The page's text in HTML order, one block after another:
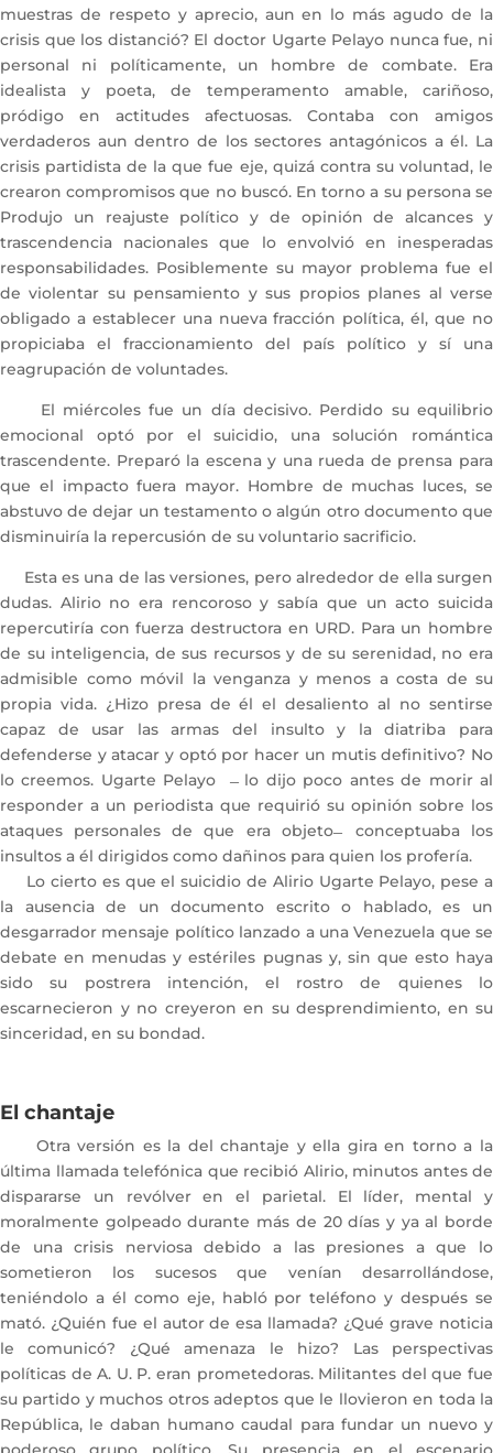
muestras de respeto y aprecio, aun en lo más agudo de la
crisis que los distanció? El doctor Ugarte Pelayo nunca fue, ni
personal ni políticamente, un hombre de combate. Era
idealista y poeta, de temperamento amable, cariñoso,
pródigo en actitudes afectuosas. Contaba con amigos
verdaderos aun dentro de los sectores antagónicos a él. La
crisis partidista de la que fue eje, quizá contra su voluntad, le
crearon compromisos que no buscó. En torno a su persona se
Produjo un reajuste político y de opinión de alcances y
trascendencia nacionales que lo envolvió en inesperadas
responsabilidades. Posiblemente su mayor problema fue el
de violentar su pensamiento y sus propios planes al verse
obligado a establecer una nueva fracción política, él, que no
propiciaba el fraccionamiento del país político y sí una
reagrupación de voluntades.
El miércoles fue un día decisivo. Perdido su equilibrio
emocional optó por el suicidio, una solución romántica
trascendente. Preparó la escena y una rueda de prensa para
que el impacto fuera mayor. Hombre de muchas luces, se
abstuvo de dejar un testamento o algún otro documento que
disminuiría la repercusión de su voluntario sacrificio.
Esta es una de las versiones, pero alrededor de ella surgen
dudas. Alirio no era rencoroso y sabía que un acto suicida
repercutiría con fuerza destructora en URD. Para un hombre
de su inteligencia, de sus recursos y de su serenidad, no era
admisible como móvil la venganza y menos a costa de su
propia vida. ¿Hizo presa de él el desaliento al no sentirse
capaz de usar las armas del insulto y la diatriba para
defenderse y atacar y optó por hacer un mutis definitivo? No
lo creemos. Ugarte Pelayo ̶ lo dijo poco antes de morir al
responder a un periodista que requirió su opinión sobre los
ataques personales de que era objeto ̶ conceptuaba los
insultos a él dirigidos como dañinos para quien los profería.
Lo cierto es que el suicidio de Alirio Ugarte Pelayo, pese a
la ausencia de un documento escrito o hablado, es un
desgarrador mensaje político lanzado a una Venezuela que se
debate en menudas y estériles pugnas y, sin que esto haya
sido su postrera intención, el rostro de quienes lo
escarnecieron y no creyeron en su desprendimiento, en su
sinceridad, en su bondad.
El chantaje
Otra versión es la del chantaje y ella gira en torno a la
última llamada telefónica que recibió Alirio, minutos antes de
dispararse un revólver en el parietal. El líder, mental y
moralmente golpeado durante más de 20 días y ya al borde
de una crisis nerviosa debido a las presiones a que lo
sometieron los sucesos que venían desarrollándose,
teniéndolo a él como eje, habló por teléfono y después se
mató. ¿Quién fue el autor de esa llamada? ¿Qué grave noticia
le comunicó? ¿Qué amenaza le hizo? Las perspectivas
políticas de A. U. P. eran prometedoras. Militantes del que fue
su partido y muchos otros adeptos que le llovieron en toda la
República, le daban humano caudal para fundar un nuevo y